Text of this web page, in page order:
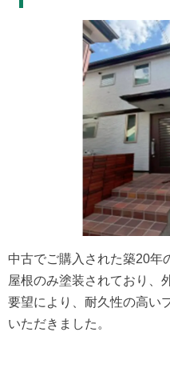
中古でご購入された築20年
屋根のみ塗装されており、
要望により、耐久性の高い
いただきました。